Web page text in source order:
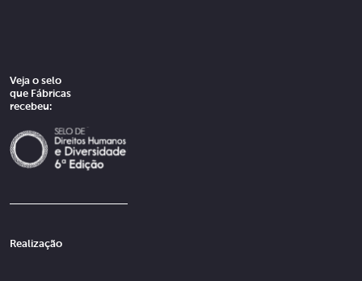
Veja o selo
que Fábricas
recebeu:
Realização